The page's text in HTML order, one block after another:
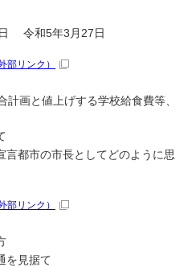
令和5年3月27日
部リンク）
画と値上げする学校給食費等、
言都市の市長としてどのように思
部リンク）
を見据て